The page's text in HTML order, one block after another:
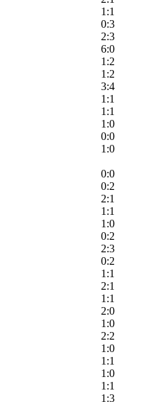
1:1
0:3
2:3
6:0
1:2
1:2
3:4
1:1
1:1
1:0
0:0
1:0
0:0
0:2
2:1
1:1
1:0
0:2
2:3
0:2
1:1
2:1
1:1
2:0
1:0
2:2
1:0
1:1
1:0
1:1
1:3